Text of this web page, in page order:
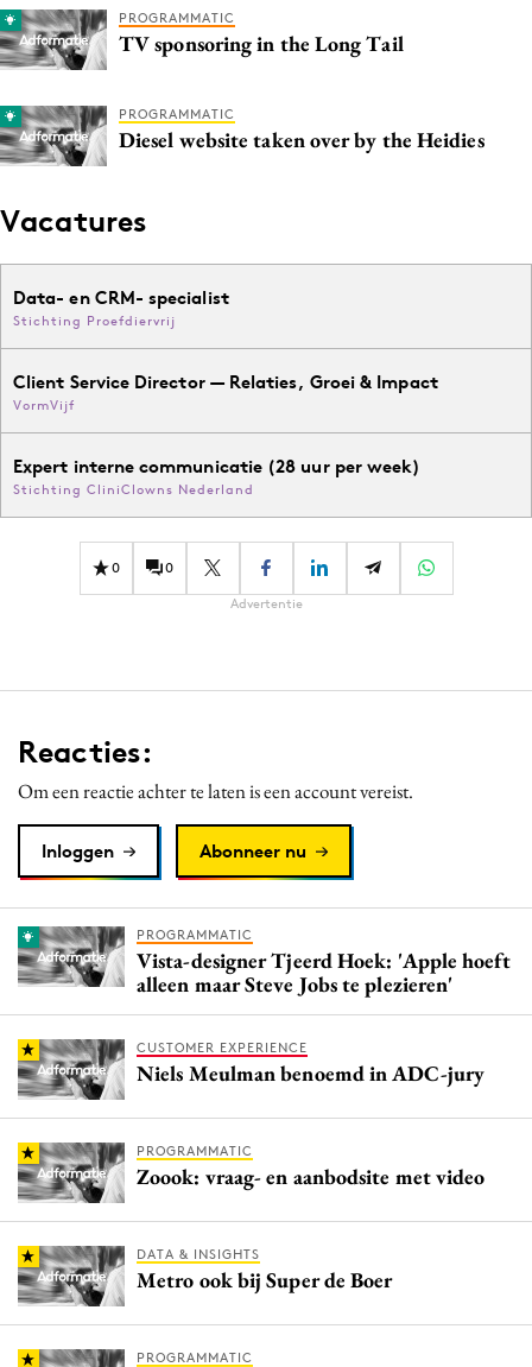
PROGRAMMATIC
TV sponsoring in the Long Tail
PROGRAMMATIC
Diesel website taken over by the Heidies
Vacatures
Data- en CRM- specialist
Stichting Proefdiervrij
Client Service Director — Relaties, Groei & Impact
VormVijf
Expert interne communicatie (28 uur per week)
Stichting CliniClowns Nederland
0 0
Advertentie
Reacties:
Om een reactie achter te laten is een account vereist.
Inloggen Abonneer nu
PROGRAMMATIC
Vista-designer Tjeerd Hoek: 'Apple hoeft
alleen maar Steve Jobs te plezieren'
CUSTOMER EXPERIENCE
Niels Meulman benoemd in ADC-jury
PROGRAMMATIC
Zoook: vraag- en aanbodsite met video
DATA & INSIGHTS
Metro ook bij Super de Boer
PROGRAMMATIC